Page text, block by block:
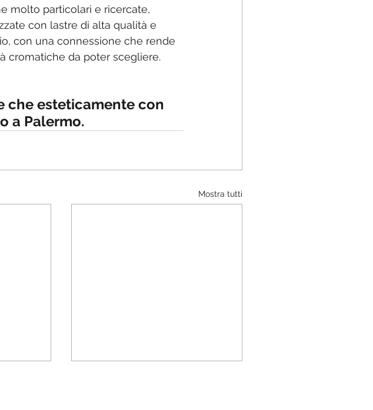
molto particolari e ricercate,
con lastre di alta qualità e
con una connessione che rende
cromatiche da poter scegliere.
che esteticamente con
a Palermo.
Mostra tutti